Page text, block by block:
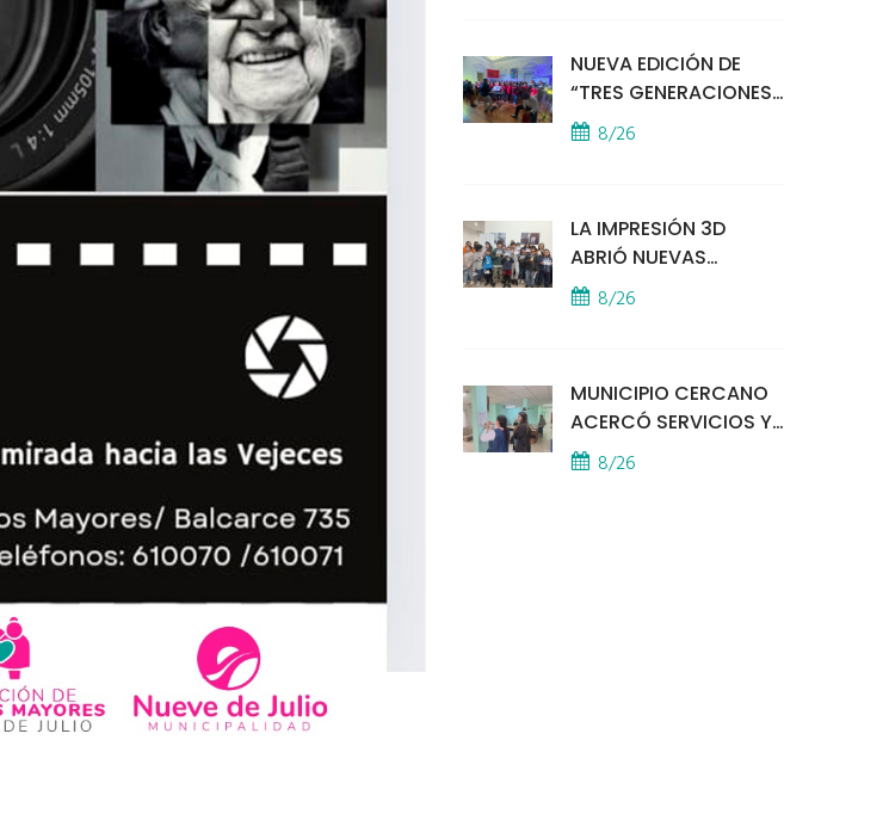
SEGURIDAD
NUEVA EDICIÓN DE
“TRES GENERACIONES
CANTAN”
8/26
LA IMPRESIÓN 3D
ABRIÓ NUEVAS
PUERTAS AL
APRENDIZAJE Y LA
8/26
MUNICIPIO CERCANO
ACERCÓ SERVICIOS Y
ATENCIÓN A LOS
VECINOS EL
8/26